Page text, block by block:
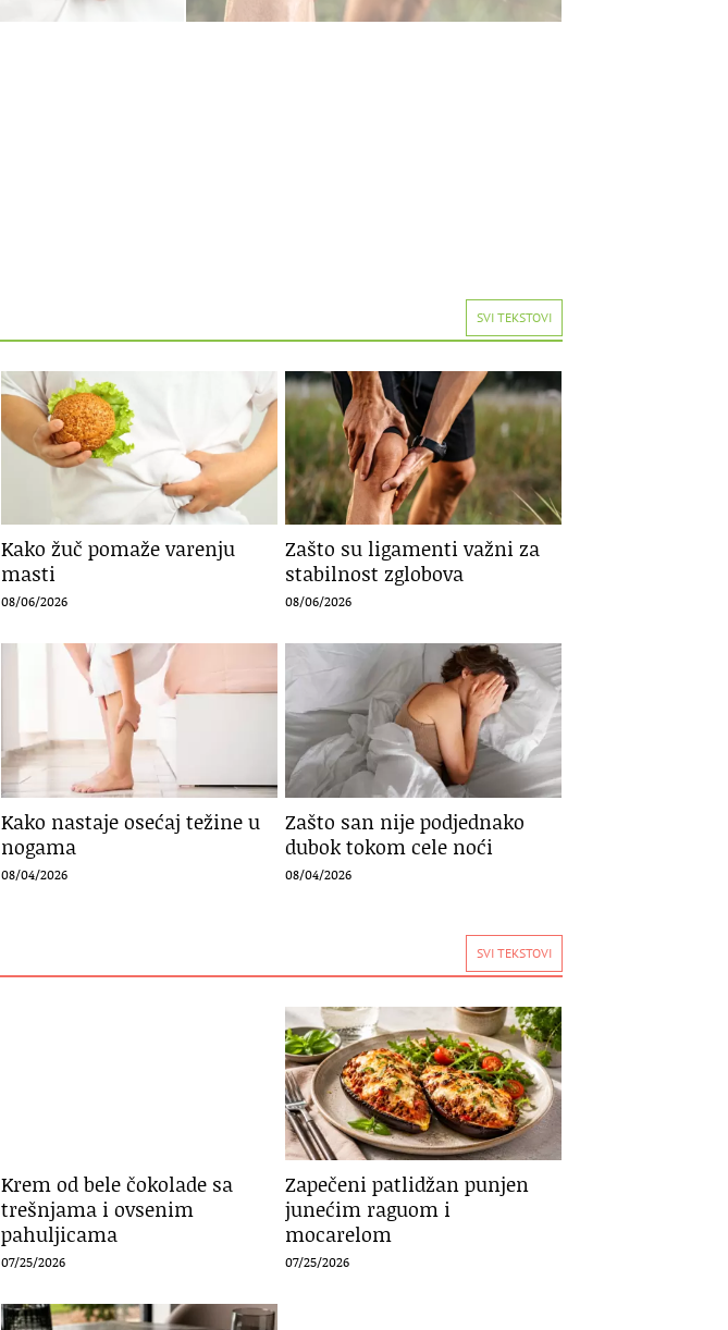
SVI TEKSTOVI
Kako žuč pomaže varenju
masti
08/06/2026
Zašto su ligamenti važni za
stabilnost zglobova
08/06/2026
Kako nastaje osećaj težine u
nogama
08/04/2026
Zašto san nije podjednako
dubok tokom cele noći
08/04/2026
SVI TEKSTOVI
Krem od bele čokolade sa
trešnjama i ovsenim
pahuljicama
07/25/2026
Zapečeni patlidžan punjen
junećim raguom i
mocarelom
07/25/2026